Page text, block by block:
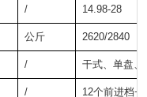
/ 14.98-28
公斤 2620/2840
/ 干式、单盘、
/ 12个前进档